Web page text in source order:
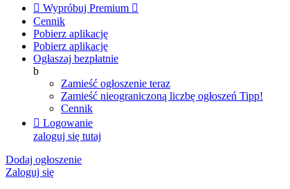
 Wypróbuj Premium 
Cennik
Pobierz aplikację
Pobierz aplikację
Ogłaszaj bezpłatnie
b
Zamieść ogłoszenie teraz
Zamieść nieograniczoną liczbę ogłoszeń Tipp!
Cennik
 Logowanie
zaloguj się tutaj
Dodaj ogłoszenie
Zaloguj się